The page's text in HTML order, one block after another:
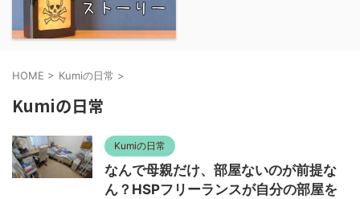
HOME > Kumiの日常 >
Kumiの日常
Kumiの日常
なんで母親だけ、部屋ないのが前提な
ん？HSPフリーランスが自分の部屋を